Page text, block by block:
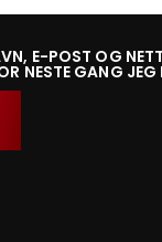
E-POST OG
NESTE GANG